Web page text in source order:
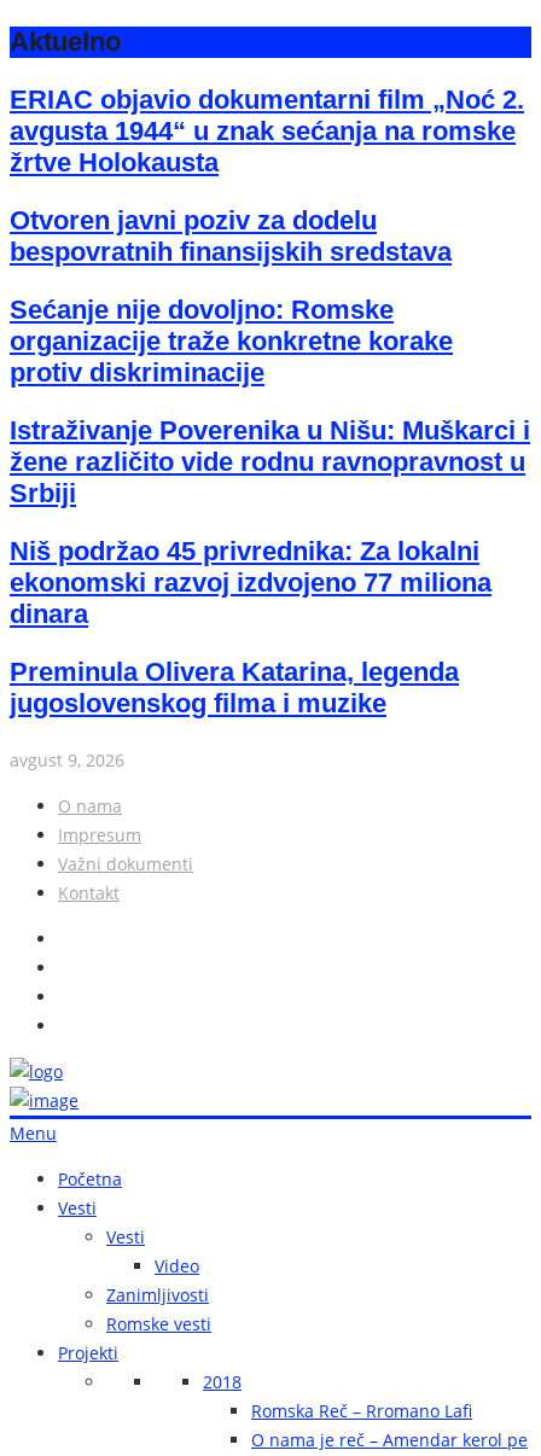
Aktuelno
ERIAC objavio dokumentarni film „Noć 2.
avgusta 1944“ u znak sećanja na romske
žrtve Holokausta
Otvoren javni poziv za dodelu
bespovratnih finansijskih sredstava
Sećanje nije dovoljno: Romske
organizacije traže konkretne korake
protiv diskriminacije
Istraživanje Poverenika u Nišu: Muškarci i
žene različito vide rodnu ravnopravnost u
Srbiji
Niš podržao 45 privrednika: Za lokalni
ekonomski razvoj izdvojeno 77 miliona
dinara
Preminula Olivera Katarina, legenda
jugoslovenskog filma i muzike
avgust 9, 2026
O nama
Impresum
Važni dokumenti
Kontakt
Menu
Početna
Vesti
Vesti
Video
Zanimljivosti
Romske vesti
Projekti
2018
Romska Reč – Rromano Lafi
O nama je reč – Amendar kerol pe